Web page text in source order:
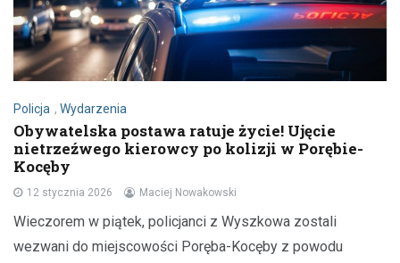
Policja , Wydarzenia
Obywatelska postawa ratuje życie! Ujęcie
nietrzeźwego kierowcy po kolizji w Porębie-
Kocęby
12 stycznia 2026 Maciej Nowakowski
Wieczorem w piątek, policjanci z Wyszkowa zostali
wezwani do miejscowości Poręba-Kocęby z powodu